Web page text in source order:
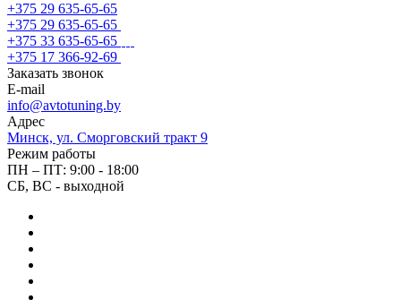
+375 29 635-65-65
+375 29 635-65-65
+375 33 635-65-65
+375 17 366-92-69
Заказать звонок
E-mail
info@avtotuning.by
Адрес
Минск, ул. Сморговский тракт 9
Режим работы
ПН – ПТ: 9:00 - 18:00
СБ, ВС - выходной